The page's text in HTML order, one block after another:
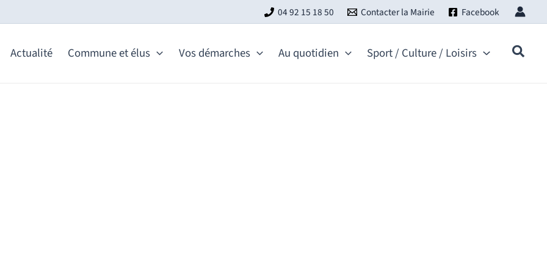
04 92 15 18 50 Contacter la Mairie Facebook
Actualité Commune et élus Vos démarches Au quotidien Sport / Culture / Loisirs